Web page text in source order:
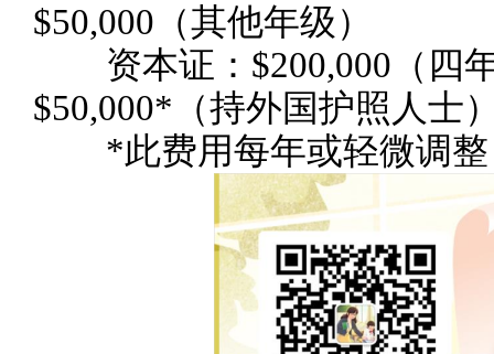
$50,000（其他年级）
资本证：$200,000（四
$50,000*（持外国护照人士
*此费用每年或轻微调整